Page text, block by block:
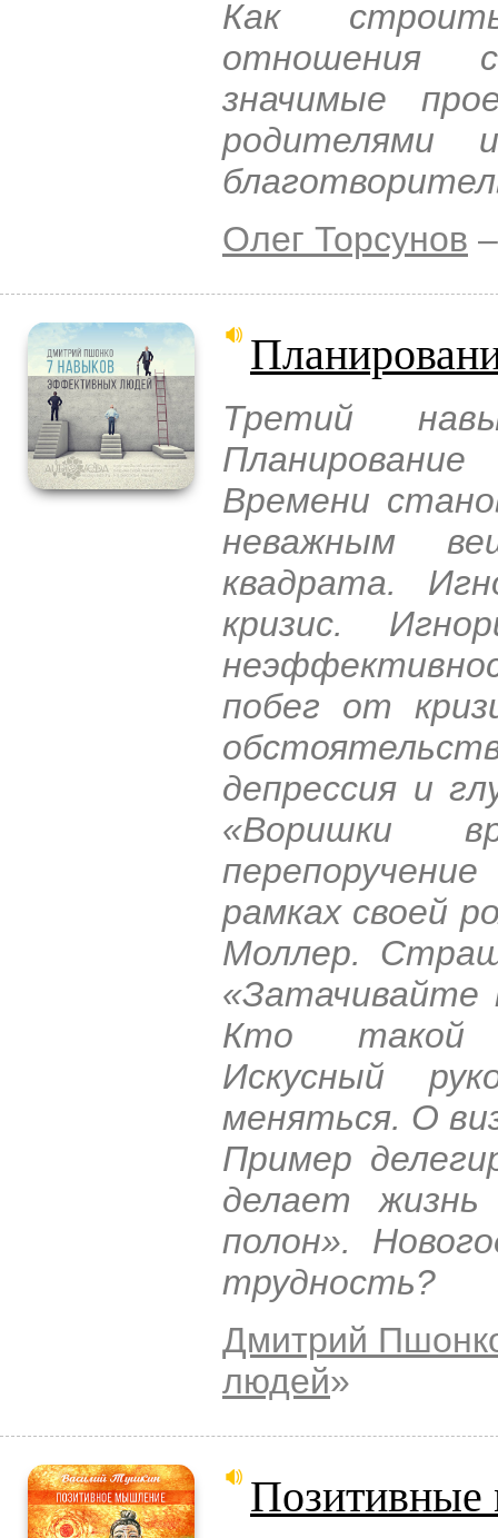
Как
отношения
значимые
родителями
Олег Торсунов
Третий
Времени
неважным
квадрата.
кризис.
побег от
депрессия и
«Воришки
рамках своей
Моллер.
«Затачивайте
Кто такой
Искусный
меняться. О
Пример
делает
полон».
трудность?
Дмитрий
людей»